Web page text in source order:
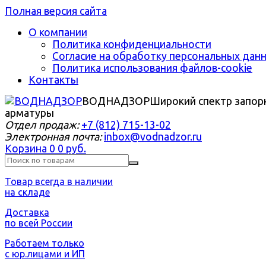
Полная версия сайта
О компании
Политика конфиденциальности
Согласие на обработку персональных
Политика использования файлов-cookie
Контакты
ВОДНАДЗОРШирокий спектр
арматуры
Отдел продаж: +7 (812) 715-13-02
Электронная почта: inbox@vodnadzor.ru
Корзина 0 0 руб.
Товар всегда в наличии
на складе
Доставка
по всей России
Работаем только
с юр.лицами и ИП